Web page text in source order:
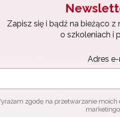
Zapisz się i bądź na bieżąco
o szkoleniach i
Adres
zgodę na przetwarzanie moich